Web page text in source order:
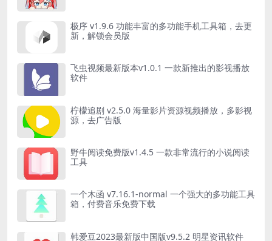
极序 v1.9.6 功能丰富的多功能手机工具箱，去更
新，解锁会员版
飞虫视频最新版本v1.0.1 一款新推出的影视播放
软件
柠檬追剧 v2.5.0 海量影片资源视频播放，多影视
源，去广告版
野牛阅读免费版v1.4.5 一款非常流行的小说阅读
工具
一个木函 v7.16.1-normal 一个强大的多功能工具
箱，付费音乐免费下载
韩爱豆2023最新版中国版v9.5.2 明星资讯软件